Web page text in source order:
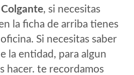
, si necesitas
la ficha de arriba tienes
Si necesitas saber
la entidad, para algun
hacer. te recordamos